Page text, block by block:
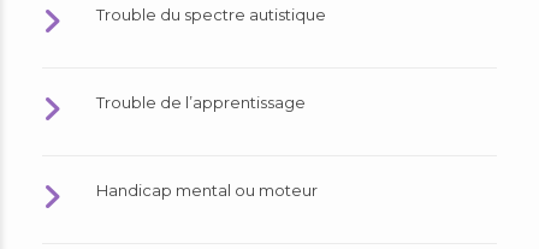
Trouble du spectre autistique
Trouble de l’apprentissage
Handicap mental ou moteur